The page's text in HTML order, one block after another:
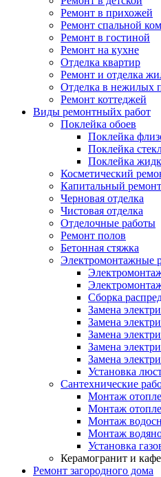
Ремонт в прихожей
Ремонт спальной
Ремонт в гостиной
Ремонт на кухне
Отделка квартир
Ремонт и отделка
Отделка в нежилых
Ремонт коттеджей
Виды ремонтныйх работ
Поклейка обоев
Поклейка
Поклейка
Поклейка
Косметический
Капитальный
Черновая отделка
Чистовая отделка
Отделочные работы
Ремонт полов
Бетонная стяжка
Электромонтажные
Сборка
Замена
Замена
Замена
Замена
Замена
Установка
Сантехнические
Монтаж
Монтаж
Монтаж
Монтаж
Установка
Керамогранит и
Ремонт загородного дома